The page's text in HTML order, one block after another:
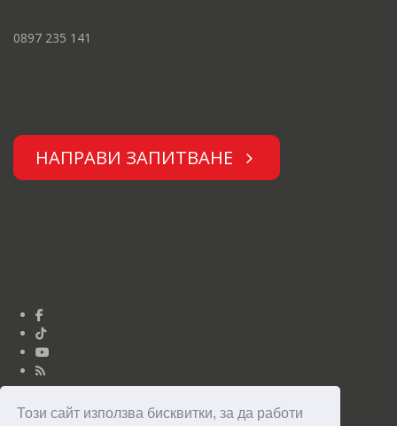
Този сайт използва бисквитки, за да работи
0897 235 141
НАПРАВИ ЗАПИТВАНЕ